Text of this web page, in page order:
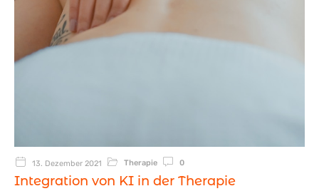
13. Dezember 2021 Therapie 0
Integration von KI in der Therapie